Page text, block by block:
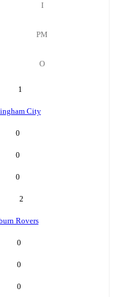
І
РМ
О
1
City
0
0
0
2
Rovers
0
0
0